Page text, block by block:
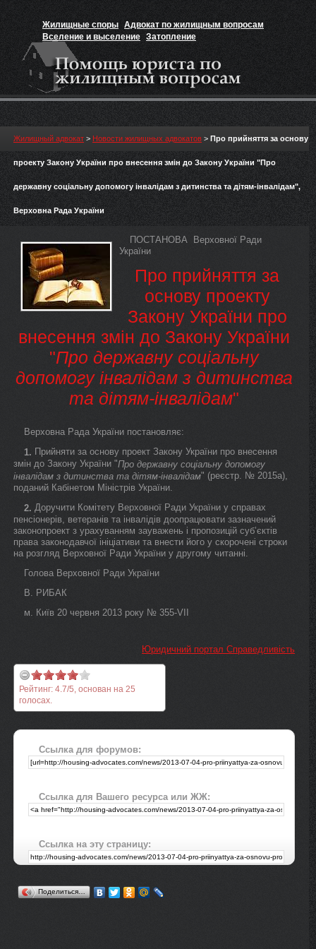
Жилищные споры Адвокат по жилищным вопросам
Вселение и выселение Затопление
Признание прав на жильё
Жилищный адвокат > Новости жилищных адвокатов > Про прийняття за основу
проекту Закону України про внесення змін до Закону України "Про
державну соціальну допомогу інвалідам з дитинства та дітям-інвалідам",
Верховна Рада України
ПОСТАНОВА Верховної Ради
України
Про прийняття за
основу проекту
Закону України про
внесення змін до Закону України
"Про державну соціальну
допомогу інвалідам з дитинства
та дітям-інвалідам"
Верховна Рада України постановляє:
1. Прийняти за основу проект Закону України про внесення
змін до Закону України "Про державну соціальну допомогу
інвалідам з дитинства та дітям-інвалідам" (реєстр. № 2015а),
поданий Кабінетом Міністрів України.
2. Доручити Комітету Верховної Ради України у справах
пенсіонерів, ветеранів та інвалідів доопрацювати зазначений
законопроект з урахуванням зауважень і пропозицій суб’єктів
права законодавчої ініціативи та внести його у скорочені строки
на розгляд Верховної Ради України у другому читанні.
Голова Верховної Ради України
В. РИБАК
м. Київ 20 червня 2013 року № 355-VII
Юридичний портал Справедливість
Рейтинг: 4.7/5, основан на 25
голосах.
Ссылка для форумов:
Ссылка для Вашего ресурса или ЖЖ:
Ссылка на эту страницу:
Поделиться…